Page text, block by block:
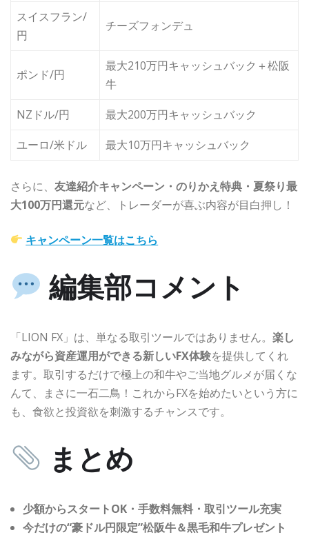
スイスフラン/
円
チーズフォンデュ
ポンド/円
最大210万円キャッシュバック＋松阪
牛
NZドル/円
最大200万円キャッシュバック
ユーロ/米ドル
最大10万円キャッシュバック
さらに、 友達紹介キャンペーン・のりかえ特典・夏祭り最
大100万円還元など、トレーダーが喜ぶ内容が目白押し！
キャンペーン一覧はこちら
編集部コメント
「LION FX」は、単なる取引ツールではありません。 楽し
みながら資産運用ができる新しいFX体験を提供してくれ
ます。取引するだけで極上の和牛やご当地グルメが届くな
んて、まさに一石二鳥！これからFXを始めたいという方に
も、食欲と投資欲を刺激するチャンスです。
まとめ
少額からスタートOK・手数料無料・取引ツール充実
今だけの“豪ドル円限定”松阪牛＆黒毛和牛プレゼント